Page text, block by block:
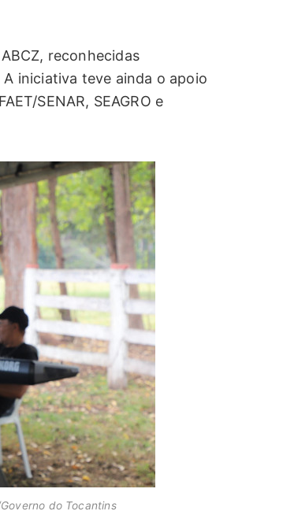
reconhecidas
iniciativa teve ainda o apoio
SENAR, SEAGRO e
do Tocantins